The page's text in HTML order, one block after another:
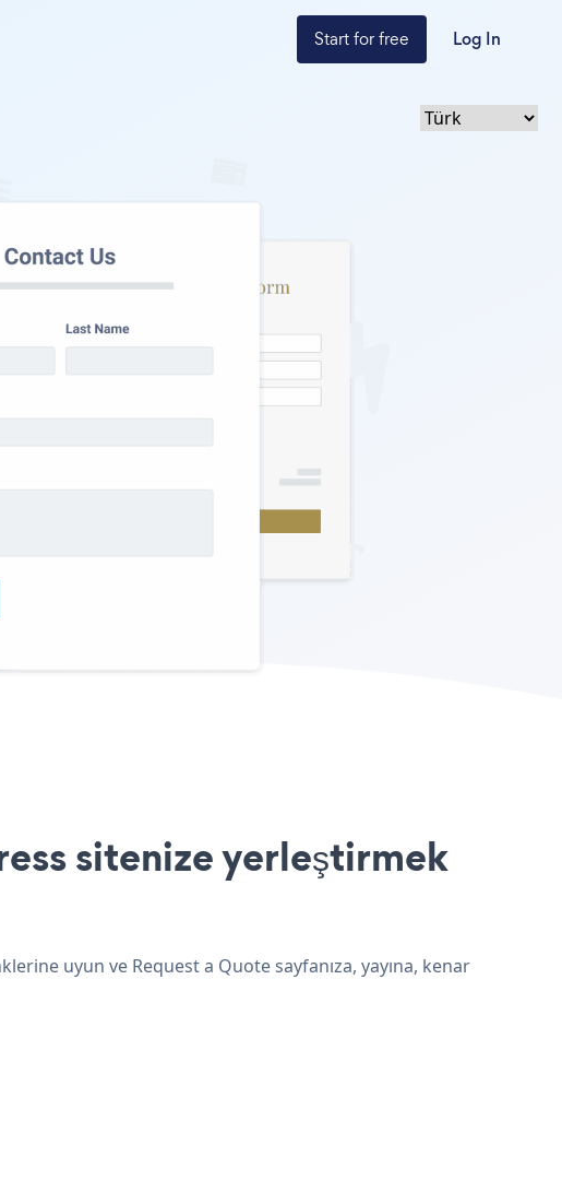
Start for free Log In
sitenize yerleştirmek
uyun ve Request a Quote sayfanıza, yayına, kenar